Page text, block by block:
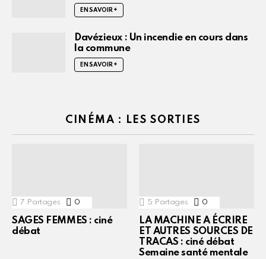
EN SAVOIR +
Davézieux : Un incendie en cours dans
la commune
EN SAVOIR +
CINÉMA : LES SORTIES
7 Partages 0
SAGES FEMMES : ciné
débat
5 Partages 0
LA MACHINE A ÉCRIRE
ET AUTRES SOURCES DE
TRACAS : ciné débat
Semaine santé mentale